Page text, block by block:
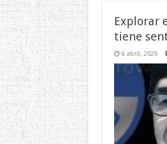
Explorar
tiene
6 abril, 2026